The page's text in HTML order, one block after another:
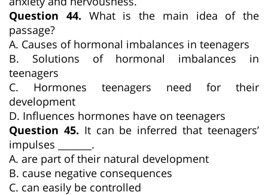
Question 44. What is the main idea of the
passage?
A. Causes of hormonal imbalances in teenagers
B. Solutions of hormonal imbalances in
teenagers
C. Hormones teenagers need for their
development
D. Influences hormones have on teenagers
Question 45. It can be inferred that teenagers’
impulses _______.
A. are part of their natural development
B. cause negative consequences
C. can easily be controlled